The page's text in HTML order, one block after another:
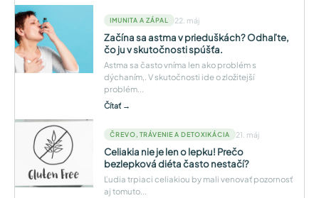
IMUNITA A ZÁPAL 22. máj
Začína sa astma v prieduškách? Odhaľte,
čo ju v skutočnosti spúšťa.
Astma sa často vníma len ako problém s
dýchaním,. V skutočnosti ide o zložitejší
problém...
Čítať →
ČREVO, TRÁVENIE A DETOXIKÁCIA 21. máj
Celiakia nie je len o lepku! Prečo
bezlepková diéta často nestačí?
Ľudia trpiaci celiakiou by mali venovať pozornosť
aj tomuto...